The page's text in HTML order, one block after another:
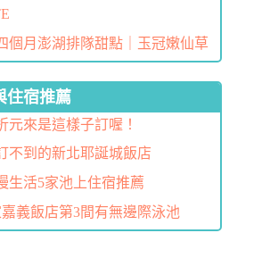
個月澎湖排隊甜點｜玉冠嫩仙草
住宿推薦
元來是這樣子訂喔！
不到的新北耶誕城飯店
生活5家池上住宿推薦
義飯店第3間有無邊際泳池